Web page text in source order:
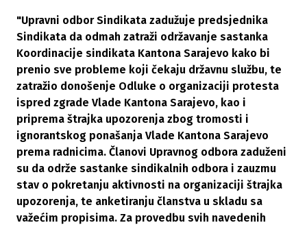
"Upravni odbor Sindikata zadužuje predsjednika
Sindikata da odmah zatraži održavanje sastanka
Koordinacije sindikata Kantona Sarajevo kako bi
prenio sve probleme koji čekaju državnu službu, te
zatražio donošenje Odluke o organizaciji protesta
ispred zgrade Vlade Kantona Sarajevo, kao i
priprema štrajka upozorenja zbog tromosti i
ignorantskog ponašanja Vlade Kantona Sarajevo
prema radnicima. Članovi Upravnog odbora zaduženi
su da održe sastanke sindikalnih odbora i zauzmu
stav o pokretanju aktivnosti na organizaciji štrajka
upozorenja, te anketiranju članstva u skladu sa
važećim propisima. Za provedbu svih navedenih